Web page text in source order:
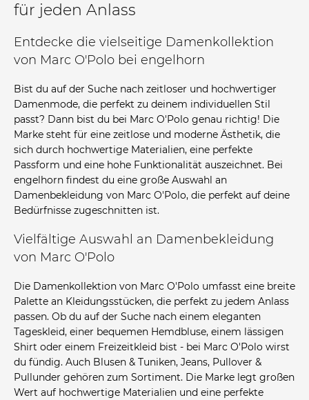
für jeden Anlass
Entdecke die vielseitige Damenkollektion
von Marc O'Polo bei engelhorn
Bist du auf der Suche nach zeitloser und hochwertiger
Damenmode, die perfekt zu deinem individuellen Stil
passt? Dann bist du bei Marc O'Polo genau richtig! Die
Marke steht für eine zeitlose und moderne Ästhetik, die
sich durch hochwertige Materialien, eine perfekte
Passform und eine hohe Funktionalität auszeichnet. Bei
engelhorn findest du eine große Auswahl an
Damenbekleidung von Marc O'Polo, die perfekt auf deine
Bedürfnisse zugeschnitten ist.
Vielfältige Auswahl an Damenbekleidung
von Marc O'Polo
Die Damenkollektion von Marc O'Polo umfasst eine breite
Palette an Kleidungsstücken, die perfekt zu jedem Anlass
passen. Ob du auf der Suche nach einem eleganten
Tageskleid, einer bequemen Hemdbluse, einem lässigen
Shirt oder einem Freizeitkleid bist - bei Marc O'Polo wirst
du fündig. Auch Blusen & Tuniken, Jeans, Pullover &
Pullunder gehören zum Sortiment. Die Marke legt großen
Wert auf hochwertige Materialien und eine perfekte